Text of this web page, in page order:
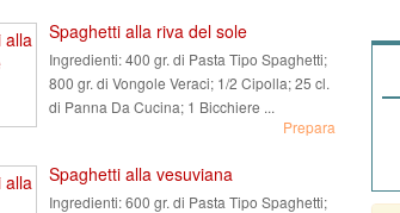
Spaghetti alla riva del sole
Ingredienti:400 gr. di Pasta Tipo Spaghetti;
800 gr. di Vongole Veraci; 1/2 Cipolla; 25 cl.
di Panna Da Cucina; 1 Bicchiere ...
Prepara
Spaghetti alla vesuviana
Ingredienti:600 gr. di Pasta Tipo Spaghetti;